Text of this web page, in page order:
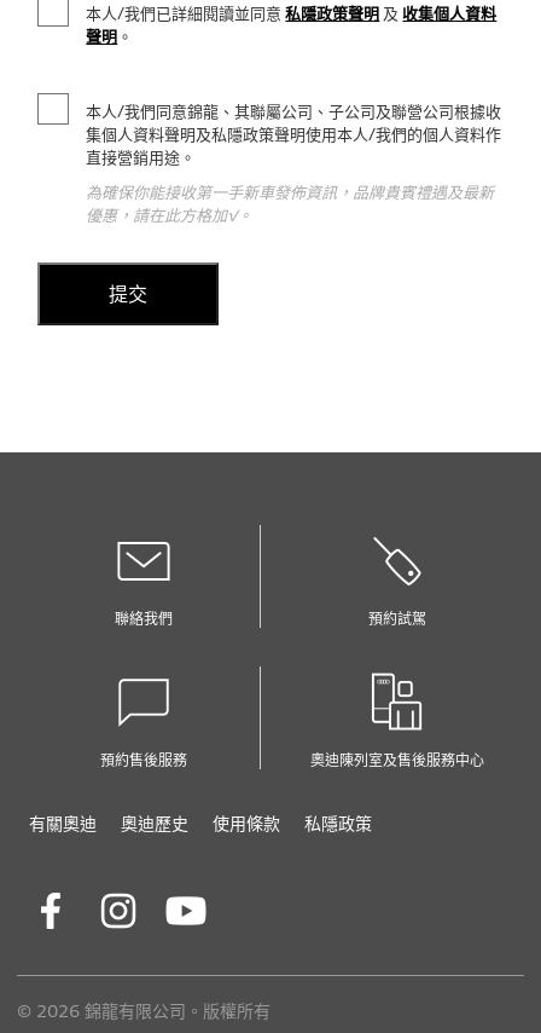
本人/我們已詳細閱讀並同意私隱政策聲明 及收集個人資料
聲明 。
本人/我們同意錦龍、其聯屬公司、子公司及聯營公司根據收
集個人資料聲明及私隱政策聲明使用本人/我們的個人資料作
直接營銷用途。
為確保你能接收第一手新車發佈資訊，品牌貴賓禮遇及最新
優惠，請在此方格加√。
提交
聯絡我們 預約試駕
預約售後服務 奧迪陳列室及售後服務中心
有關奧迪 奧迪歷史 使用條款 私隱政策
© 2026 錦龍有限公司。版權所有